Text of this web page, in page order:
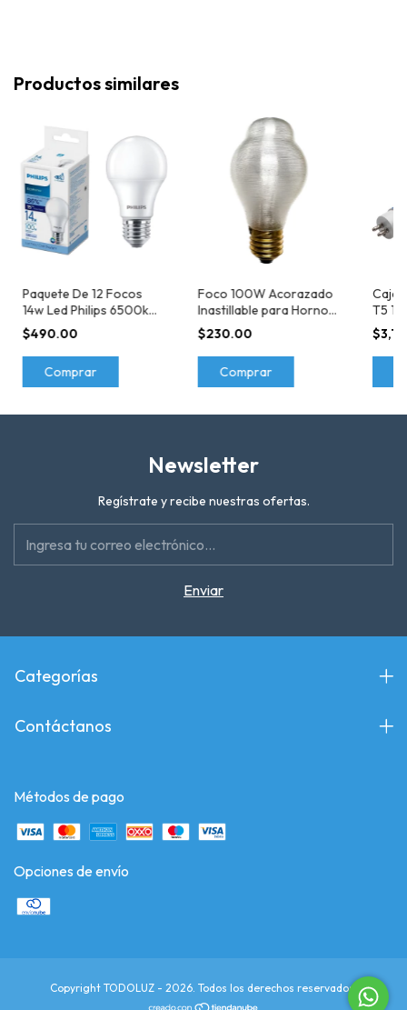
Productos similares
Paquete De 12 Focos
14w Led Philips 6500k
Luz Fría
$490.00
Comprar
Foco 100W Acorazado
Inastillable para Hornos
de Alta Temperatura
$230.00
Comprar
Caja
T5
Newsletter
Regístrate y recibe nuestras ofertas.
Categorías
Contáctanos
Métodos de pago
Opciones de envío
Copyright TODOLUZ - 2026. Todos los derechos reservados.